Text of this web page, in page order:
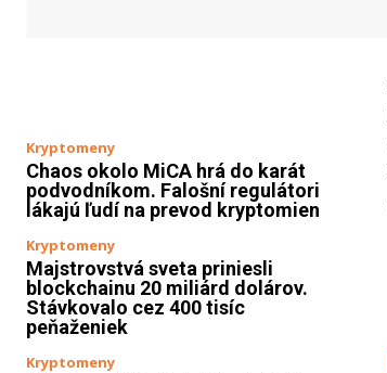
Kryptomeny
Chaos okolo MiCA hrá do karát
podvodníkom. Falošní regulátori
lákajú ľudí na prevod kryptomien
Kryptomeny
Majstrovstvá sveta priniesli
blockchainu 20 miliárd dolárov.
Stávkovalo cez 400 tisíc
peňaženiek
Kryptomeny